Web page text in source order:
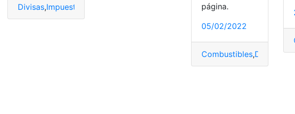
Divisas,Impuesto
página.
05/02/2022
Combustibles,Decreto,